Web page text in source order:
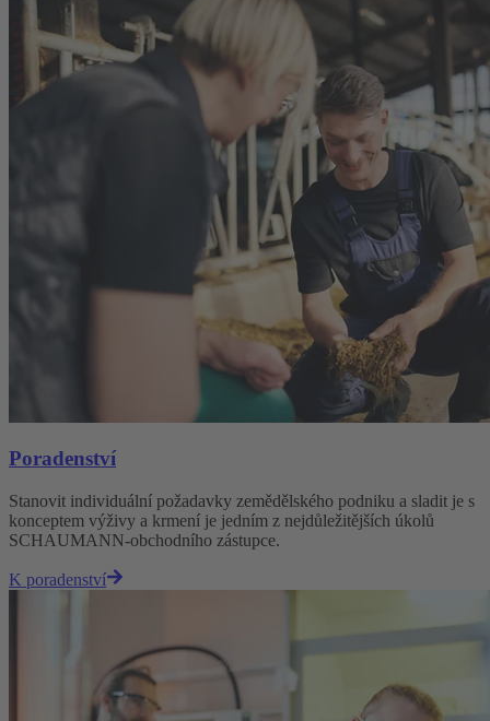
Poradenství
Stanovit individuální požadavky zemědělského podniku a sladit je s
konceptem výživy a krmení je jedním z nejdůležitějších úkolů
SCHAUMANN-obchodního zástupce.
K poradenství